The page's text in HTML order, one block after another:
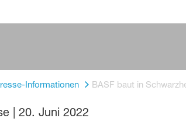
Informationen BASF baut in
| 20. Juni 2022